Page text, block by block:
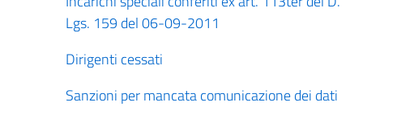
Lgs. 159 del 06-09-2011
Dirigenti cessati
Sanzioni per mancata comunicazione dei dati